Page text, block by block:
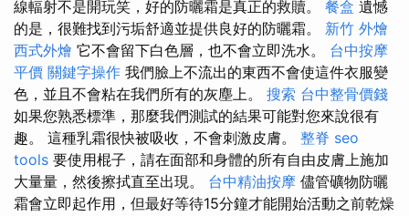
線輻射不是開玩笑，好的防曬霜是真正的救贖。 餐盒 遺憾
的是，很難找到污垢舒適並提供良好的防曬霜。 新竹 外燴
西式外燴 它不會留下白色層，也不會立即洗水。 台中按摩
平價 關鍵字操作 我們臉上不流出的東西不會使這件衣服變
色，並且不會粘在我們所有的灰塵上。 搜索 台中整骨價錢
如果您熟悉標準，那麼我們測試的結果可能對您來說很有
趣。 這種乳霜很快被吸收，不會刺激皮膚。 整脊 seo
tools 要使用棍子，請在面部和身體的所有自由皮膚上施加
大量量，然後擦拭直至出現。 台中精油按摩 儘管礦物防曬
霜會立即起作用，但最好等待15分鐘才能開始活動之前乾燥